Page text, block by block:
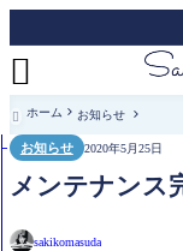

 ホーム お知らせ
お知らせ 2020年5月25日
メンテナンス
sakikomasuda